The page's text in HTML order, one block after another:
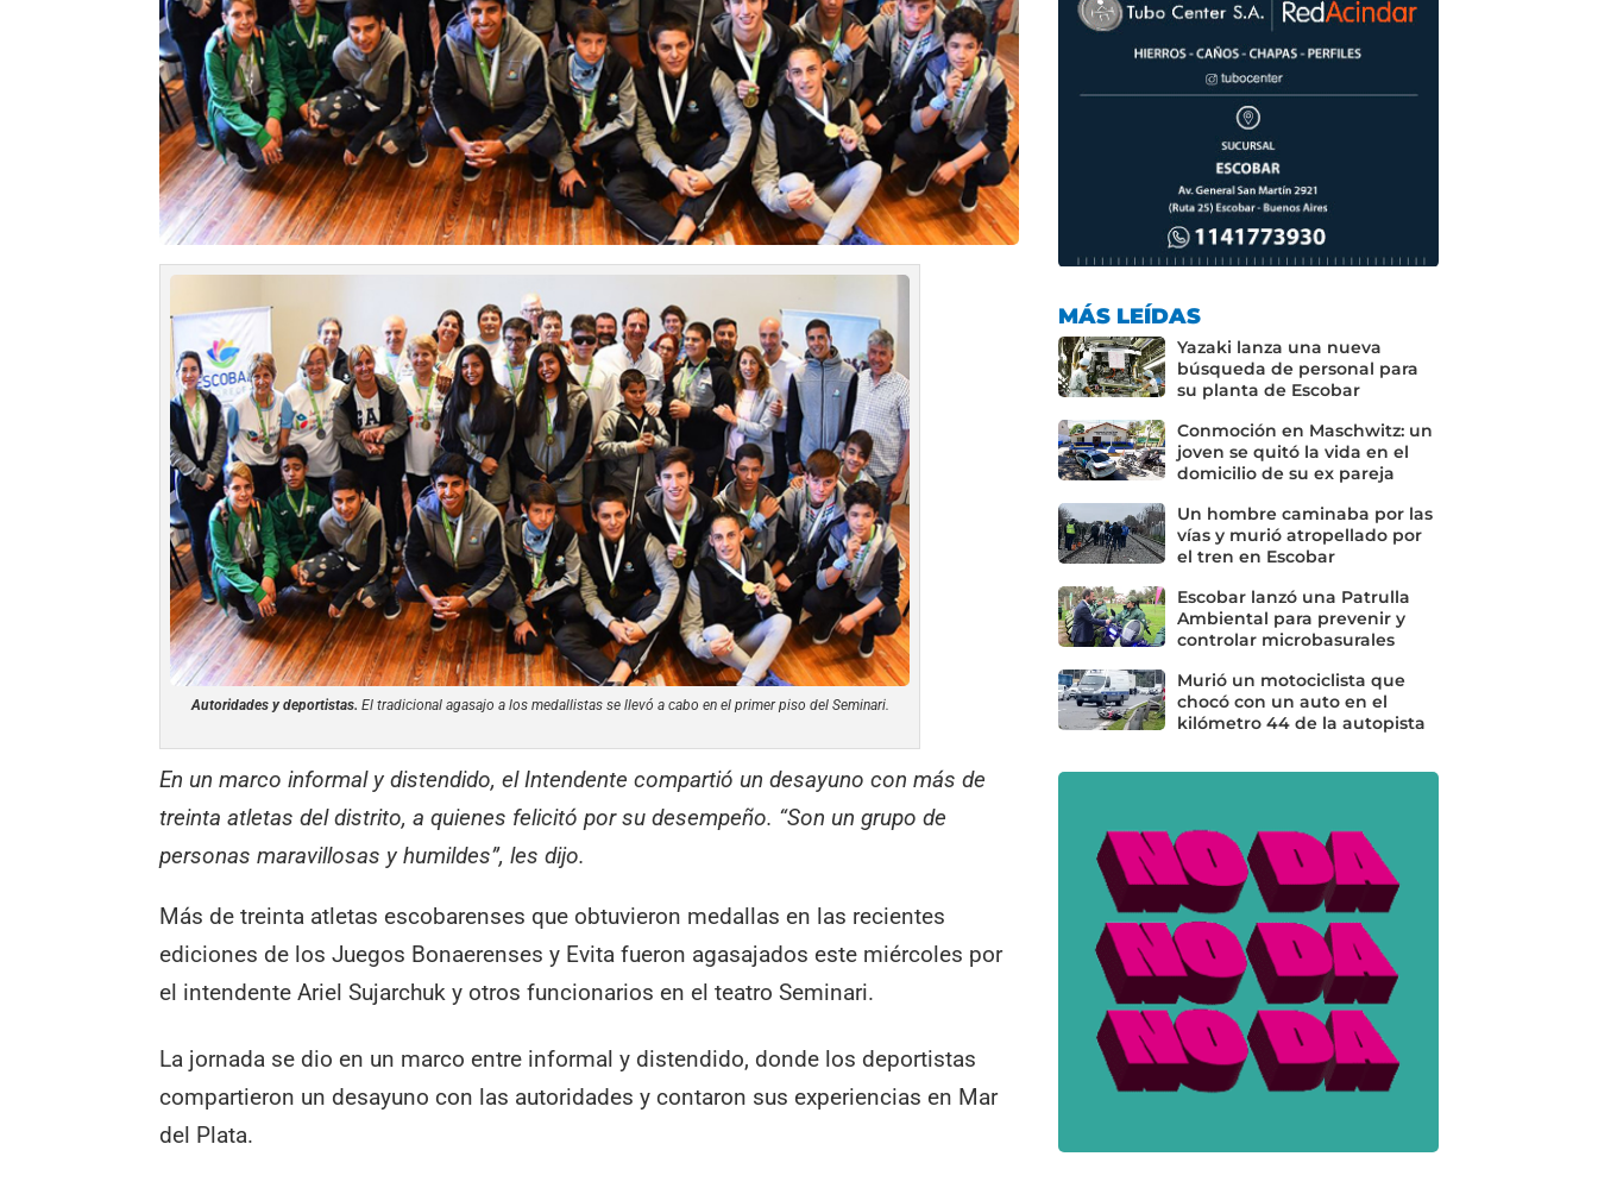
Autoridades y deportistas. El tradicional agasajo a los medallistas se llevó a cabo en el primer piso del Seminari.
En un marco informal y distendido, el Intendente compartió un desayuno con más de
treinta atletas del distrito, a quienes felicitó por su desempeño. “Son un grupo de
personas maravillosas y humildes”, les dijo.
Más de treinta atletas escobarenses que obtuvieron medallas en las recientes
ediciones de los Juegos Bonaerenses y Evita fueron agasajados este miércoles por
el intendente Ariel Sujarchuk y otros funcionarios en el teatro Seminari.
La jornada se dio en un marco entre informal y distendido, donde los deportistas
compartieron un desayuno con las autoridades y contaron sus experiencias en Mar
del Plata.
MÁS LEÍDAS
Yazaki lanza una nueva
búsqueda de personal para
su planta de Escobar
Conmoción en Maschwitz: un
joven se quitó la vida en el
domicilio de su ex pareja
Un hombre caminaba por las
vías y murió atropellado por
el tren en Escobar
Escobar lanzó una Patrulla
Ambiental para prevenir y
controlar microbasurales
Murió un motociclista que
chocó con un auto en el
kilómetro 44 de la autopista